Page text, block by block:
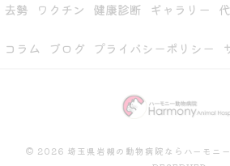
去勢 ワクチン 健康診断 ギャラリー
コラム ブログ プライバシーポリシー
© 2026 埼玉県岩槻の動物病院ならハーモニ